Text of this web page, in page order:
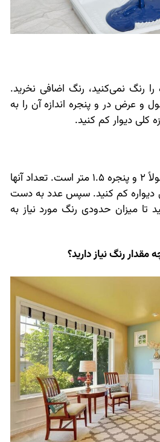
رنگ نمی‌کنید، رنگ اضافی نخرید.
و عرض در و پنجره اندازه آن را به
کلی دیوار کم کنید.
اندازه استاندارد درها معمولاً 2 و پنجره 1.5 متر است. تعداد آنها
دیواره کم کنید. سپس عدد به دست
تقسیم کنید تا میزان حدودی رنگ مورد نیاز به
مقدار رنگ نیاز دارید؟